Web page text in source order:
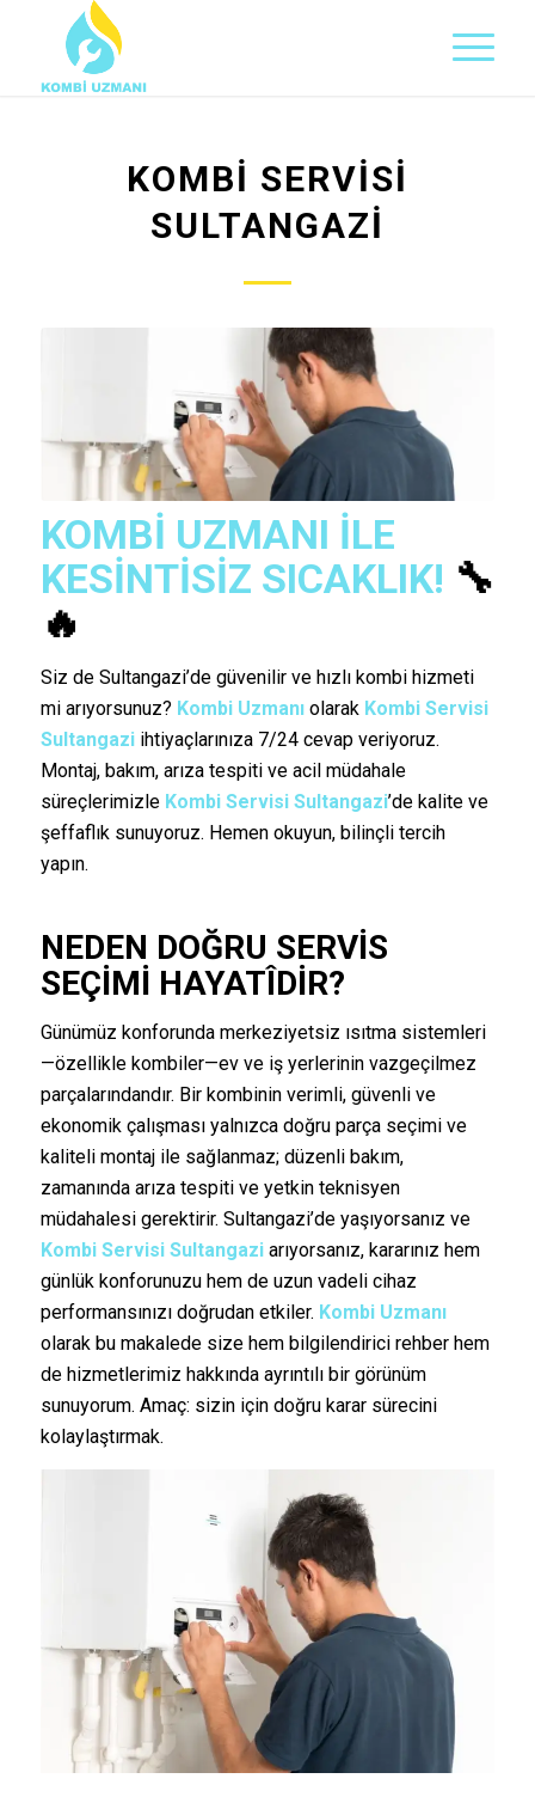
KOMBI SERVISI
SULTANGAZI
KOMBI UZMANI ILE
KESINTISIZ SICAKLIK! 🔧
🔥
Siz de Sultangazi’de güvenilir ve hızlı kombi hizmeti
mi arıyorsunuz? Kombi Uzmanıolarak Kombi Servisi
Sultangaziihtiyaçlarınıza 7/24 cevap veriyoruz.
Montaj, bakım, arıza tespiti ve acil müdahale
süreçlerimizle Kombi Servisi Sultangazi’de kalite ve
şeffaflık sunuyoruz. Hemen okuyun, bilinçli tercih
yapın.
NEDEN DOĞRU SERVIS
SEÇIMI HAYATÎDIR?
Günümüz konforunda merkeziyetsiz ısıtma sistemleri
—özellikle kombiler—ev ve iş yerlerinin vazgeçilmez
parçalarındandır. Bir kombinin verimli, güvenli ve
ekonomik çalışması yalnızca doğru parça seçimi ve
kaliteli montaj ile sağlanmaz; düzenli bakım,
zamanında arıza tespiti ve yetkin teknisyen
müdahalesi gerektirir. Sultangazi’de yaşıyorsanız ve
Kombi Servisi Sultangaziarıyorsanız, kararınız hem
günlük konforunuzu hem de uzun vadeli cihaz
performansınızı doğrudan etkiler. Kombi Uzmanı
olarak bu makalede size hem bilgilendirici rehber hem
de hizmetlerimiz hakkında ayrıntılı bir görünüm
sunuyorum. Amaç: sizin için doğru karar sürecini
kolaylaştırmak.